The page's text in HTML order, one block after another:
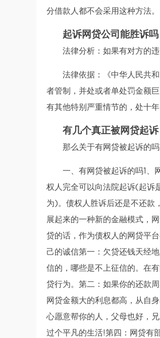
分借款人都不会采用这种方法。
起诉网贷公司能胜诉吗
法律分析：如果有对方的
法律依据：《中华人民共
者管制，并处或者单处罚金额
有其他特别严重情节的，处十
有几个真正被网贷起诉
那么关于有网贷被起诉的吗
一、有网贷被起诉的吗1、
权人完全可以向法院起诉(起诉
为)。债权人胜诉后还是不还款
展起来的一种新的金融模式，
贷的话，作为债权人的网贷平
己的诚信第一：欠贷还钱天经
信的，哪些是不上征信的。在
贷行为。第二：如果你的还款
网贷金额大的利息都高，从自
心愿意帮你的人，父母也好，
过个平凡的生活!第四：网贷有